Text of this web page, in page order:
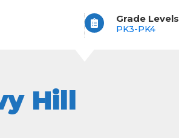
Grade
PK3-PK4
Hill